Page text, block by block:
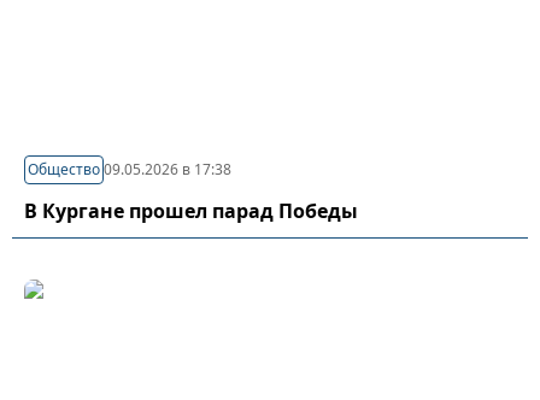
Общество09.05.2026 в 17:38
В Кургане прошел парад Победы